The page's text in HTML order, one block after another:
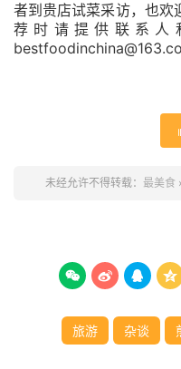
者到贵店试菜采访，也欢
荐时请提供联系人
未经允许不得转载： 最美食
   
旅游 杂谈